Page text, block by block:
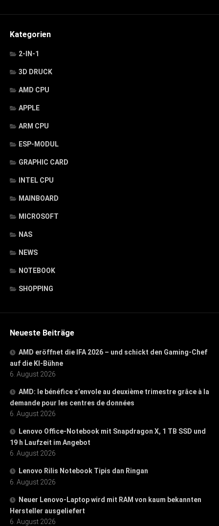
Kategorien
2-IN-1
3D DRUCK
AMD CPU
APPLE
ARM CPU
ESP-MODUL
GRAPHIC CARD
INTEL CPU
MAINBOARD
MICROSOFT
NAS
NEWS
NOTEBOOK
SHOPPING
Neueste Beiträge
AMD eröffnet die IFA 2026 – und schickt den Gaming-Chef
auf die KI-Bühne
6. August 2026
AMD: le bénéfice s’envole au deuxième trimestre grâce à la
demande pour les centres de données
6. August 2026
Lenovo Office-Notebook mit Snapdragon X, 1 TB SSD und
19 h Laufzeit im Angebot
6. August 2026
Lenovo Rilis Notebook Tipis dan Ringan
6. August 2026
Neuer Lenovo-Laptop wird mit RAM von kaum bekannten
Hersteller ausgeliefert
6. August 2026